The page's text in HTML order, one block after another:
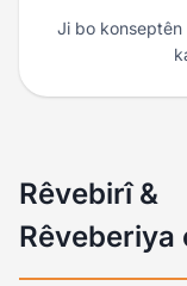
Ji bo konseptên
Rêvebirî &
Rêveberiya